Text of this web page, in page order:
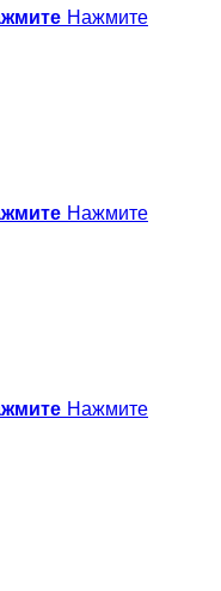
Нажмите
Нажмите
Нажмите